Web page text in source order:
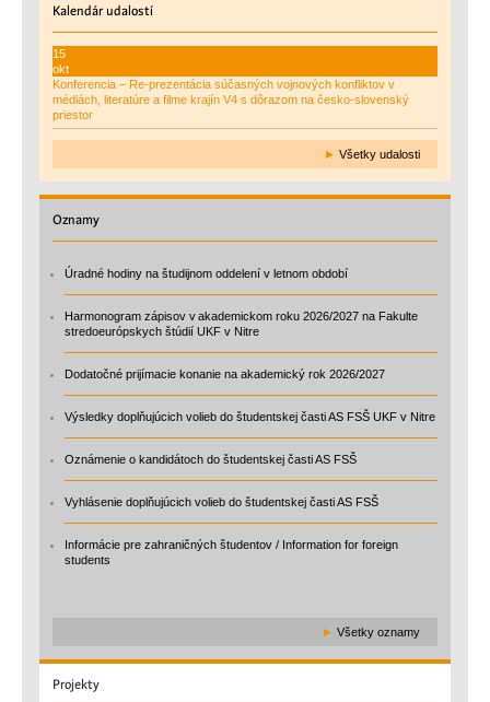
Kalendárudalostí
15
okt
Konferencia – Re-prezentácia súčasných vojnových konfliktov v
médiách, literatúre a filme krajín V4 s dôrazom na česko-slovenský
priestor
► Všetky udalosti
Oznamy
Úradné hodiny na študijnom oddelení v letnom období
Harmonogram zápisov v akademickom roku 2026/2027 na Fakulte
stredoeurópskych štúdií UKF v Nitre
Dodatočné prijímacie konanie na akademický rok 2026/2027
Výsledky doplňujúcich volieb do študentskej časti AS FSŠ UKF v Nitre
Oznámenie o kandidátoch do študentskej časti AS FSŠ
Vyhlásenie doplňujúcich volieb do študentskej časti AS FSŠ
Informácie pre zahraničných študentov / Information for foreign
students
► Všetky oznamy
Projekty